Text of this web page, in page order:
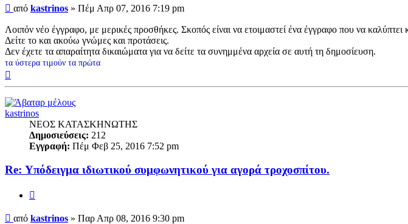
Δημοσίευση
από kastrinos » Πέμ Απρ 07, 2016 7:19 pm
Λοιπόν νέο έγγραφο, με μερικές προσθήκες. Σκοπός είναι να ετοιμαστεί ένα έγγραφο που να
Δείτε το και ακούω γνώμες και προτάσεις.
Δεν έχετε τα απαραίτητα δικαιώματα για να δείτε τα συνημμένα αρχεία σε αυτή τη δημοσίευση.
τα ύστερα τιμούν τα πρώτα
kastrinos
ΝΕΟΣ ΚΑΤΑΣΚΗΝΩΤΗΣ
Δημοσιεύσεις: 212
Εγγραφή: Πέμ Φεβ 25, 2016 7:52 pm
Re: Υπόδειγμα ιδιωτικού συμφωνητικoύ για αγορά τροχοσπίτου.
Δημοσίευση
από kastrinos » Παρ Απρ 08, 2016 9:30 pm